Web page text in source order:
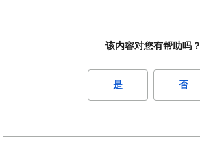
该内容对您有帮助吗？
是 否